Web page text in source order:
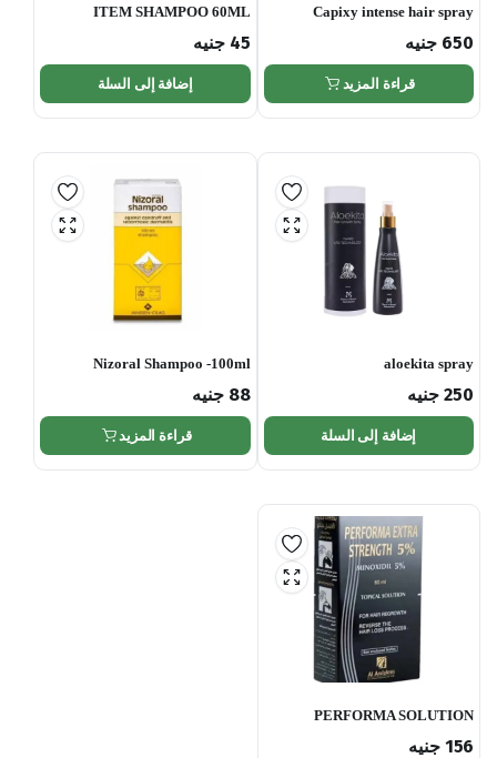
Capixy intense hair spray
650 جنيه
قراءة المزيد
ITEM SHAMPOO 60ML
45 جنيه
إضافة إلى السلة
aloekita spray
250 جنيه
إضافة إلى السلة
Nizoral Shampoo -100ml
88 جنيه
قراءة المزيد
PERFORMA SOLUTION
156 جنيه